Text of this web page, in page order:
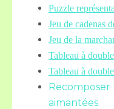
Puzzle
Jeu de cadenas
Jeu de la
Tableau à
Tableau à
Recomposer
aimantées